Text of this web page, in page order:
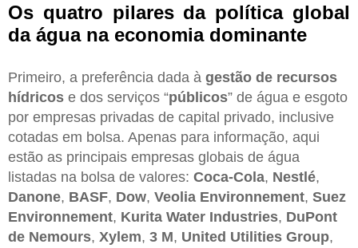
Os quatro pilares da política global
da água na economia dominante
Primeiro, a preferência dada à gestão de recursos
hídricos e dos serviços “públicos” de água e esgoto
por empresas privadas de capital privado, inclusive
cotadas em bolsa. Apenas para informação, aqui
estão as principais empresas globais de água
listadas na bolsa de valores: Coca-Cola, Nestlé,
Danone, BASF, Dow, Veolia Environnement, Suez
Environnement, Kurita Water Industries, DuPont
de Nemours, Xylem, 3 M, United Utilities Group,